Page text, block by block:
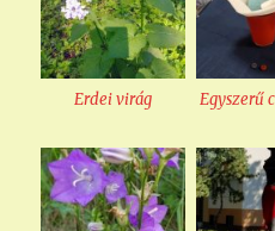
Erdei virág Egyszerű